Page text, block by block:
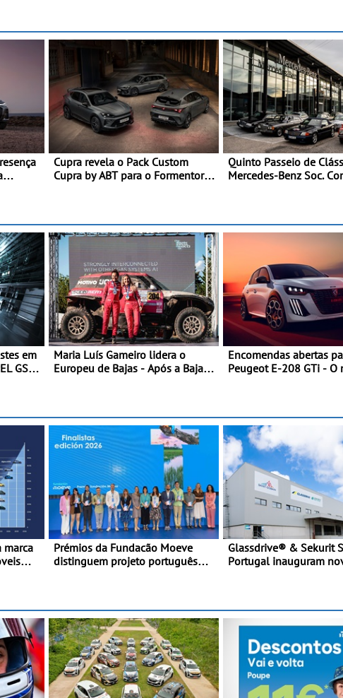
Cupra revela o Pack Custom
Cupra by ABT para o Formentor e
Quinto Passeio de
Mercedes-Benz Soc.
em
GSE
Maria Luís Gameiro lidera o
Europeu de Bajas - Após a Baja
Encomendas abertas
Peugeot E-208 GTi - O
marca
Prémios da Fundacão Moeve
distinguem projeto português
Glassdrive® & Sekurit
Portugal inauguram
portefólio e melhoria
reduzem tempo de
das viaturas